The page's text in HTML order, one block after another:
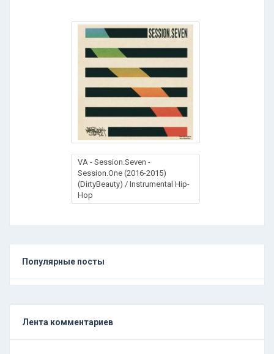
VA - Session.Seven -
Session.One (2016-2015)
(DirtyBeauty) / Instrumental Hip-
Hop
Популярные посты
Лента комментариев